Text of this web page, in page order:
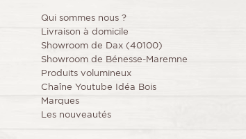
Qui sommes nous ?
Livraison à domicile
Showroom de Dax (40100)
Showroom de Bénesse-Maremne
Produits volumineux
Chaîne Youtube Idéa Bois
Marques
Les nouveautés